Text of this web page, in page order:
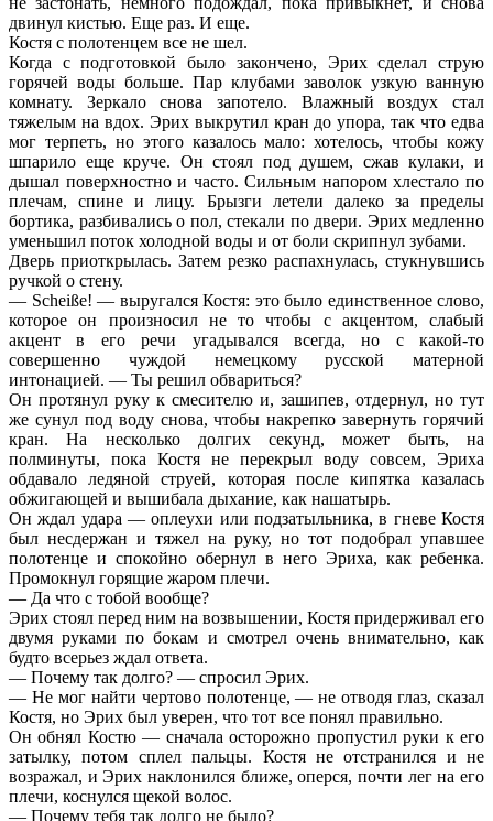
двинул кистью. Еще раз. И еще.
Костя с полотенцем все не шел.
Когда с подготовкой было закончено, Эрих сделал струю
горячей воды больше. Пар клубами заволок узкую ванную
комнату. Зеркало снова запотело. Влажный воздух стал
тяжелым на вдох. Эрих выкрутил кран до упора, так что едва
мог терпеть, но этого казалось мало: хотелось, чтобы кожу
шпарило еще круче. Он стоял под душем, сжав кулаки, и
дышал поверхностно и часто. Сильным напором хлестало по
плечам, спине и лицу. Брызги летели далеко за пределы
бортика, разбивались о пол, стекали по двери. Эрих медленно
уменьшил поток холодной воды и от боли скрипнул зубами.
Дверь приоткрылась. Затем резко распахнулась, стукнувшись
ручкой о стену.
— Scheiße! — выругался Костя: это было единственное слово,
которое он произносил не то чтобы с акцентом, слабый
акцент в его речи угадывался всегда, но с какой-то
совершенно чуждой немецкому русской матерной
интонацией. — Ты решил обвариться?
Он протянул руку к смесителю и, зашипев, отдернул, но тут
же сунул под воду снова, чтобы накрепко завернуть горячий
кран. На несколько долгих секунд, может быть, на
полминуты, пока Костя не перекрыл воду совсем, Эриха
обдавало ледяной струей, которая после кипятка казалась
обжигающей и вышибала дыхание, как нашатырь.
Он ждал удара — оплеухи или подзатыльника, в гневе Костя
был несдержан и тяжел на руку, но тот подобрал упавшее
полотенце и спокойно обернул в него Эриха, как ребенка.
Промокнул горящие жаром плечи.
— Да что с тобой вообще?
Эрих стоял перед ним на возвышении, Костя придерживал его
двумя руками по бокам и смотрел очень внимательно, как
будто всерьез ждал ответа.
— Почему так долго? — спросил Эрих.
— Не мог найти чертово полотенце, — не отводя глаз, сказал
Костя, но Эрих был уверен, что тот все понял правильно.
Он обнял Костю — сначала осторожно пропустил руки к его
затылку, потом сплел пальцы. Костя не отстранился и не
возражал, и Эрих наклонился ближе, оперся, почти лег на его
плечи, коснулся щекой волос.
— Почему тебя так долго не было?